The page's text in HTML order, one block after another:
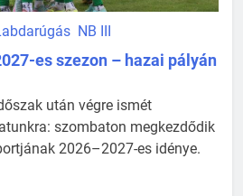
NB III
es szezon – hazai pályán
után végre ismét
szombaton megkezdődik
2026–2027-es idénye.